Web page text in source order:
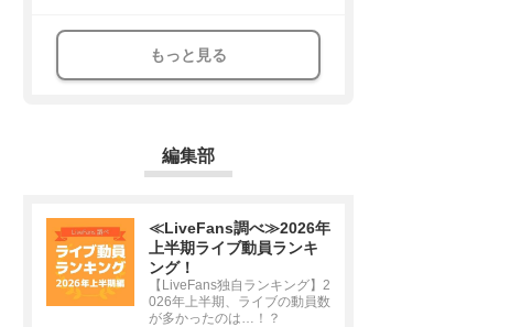
もっと見る
編集部
≪LiveFans調べ≫2026年
上半期ライブ動員ランキ
ング！
【LiveFans独自ランキング】2
026年上半期、ライブの動員数
が多かったのは…！？